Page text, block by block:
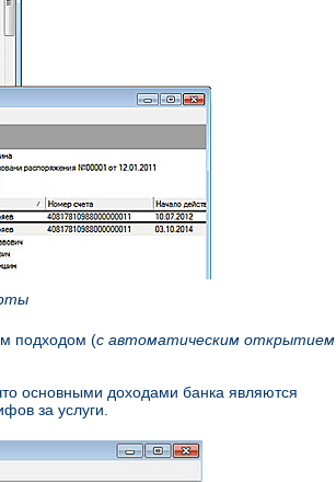
подходом (с автоматическим открытием
основными доходами банка являются
за услуги.